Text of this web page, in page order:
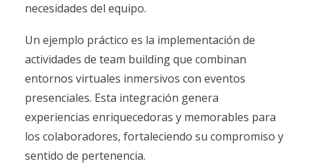
necesidades del equipo.
Un ejemplo práctico es la implementación de
actividades de team building que combinan
entornos virtuales inmersivos con eventos
presenciales. Esta integración genera
experiencias enriquecedoras y memorables para
los colaboradores, fortaleciendo su compromiso y
sentido de pertenencia.